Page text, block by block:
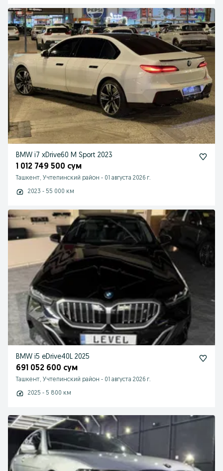
BMW i7 xDrive60 M Sport 2023
1 012 749 500 сум
Ташкент, Учтепинский район - 01 августа 2026 г.
2023 - 55 000 км
BMW i5 eDrive40L 2025
691 052 600 сум
Ташкент, Учтепинский район - 01 августа 2026 г.
2025 - 5 800 км